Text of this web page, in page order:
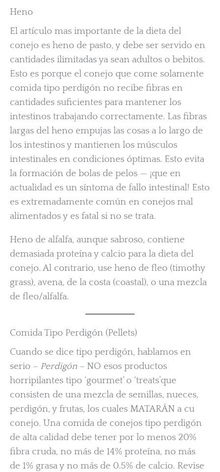
Heno
El artículo mas importante de la dieta del
conejo es heno de pasto, y debe ser servido en
cantidades ilimitadas ya sean adultos o bebitos.
Esto es porque el conejo que come solamente
comida tipo perdigón no recibe fibras en
cantidades suficientes para mantener los
intestinos trabajando correctamente. Las fibras
largas del heno empujas las cosas a lo largo de
los intestinos y mantienen los músculos
intestinales en condiciones óptimas. Esto evita
la formación de bolas de pelos — ¡que en
actualidad es un síntoma de fallo intestinal! Esto
es extremadamente común en conejos mal
alimentados y es fatal si no se trata.
Heno de alfalfa, aunque sabroso, contiene
demasiada proteína y calcio para la dieta del
conejo. Al contrario, use heno de fleo (timothy
grass), avena, de la costa (coastal), o una mezcla
de fleo/alfalfa.
Comida Tipo Perdigón (Pellets)
Cuando se dice tipo perdigón, hablamos en
serio – Perdigón – NO esos productos
horripilantes tipo ‘gourmet’ o ‘treats’que
consisten de una mezcla de semillas, nueces,
perdigón, y frutas, los cuales MATARÁN a cu
conejo. Una comida de conejos tipo perdigón
de alta calidad debe tener por lo menos 20%
fibra cruda, no más de 14% proteína, no más
de 1% grasa y no más de 0.5% de calcio. Revise